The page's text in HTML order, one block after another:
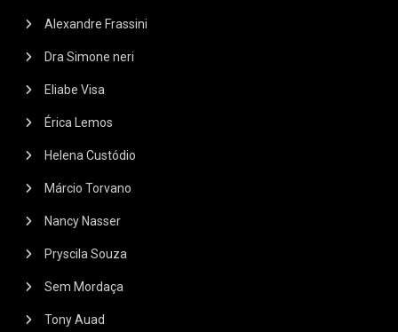
Alexandre Frassini
Dra Simone neri
Eliabe Visa
Érica Lemos
Helena Custódio
Márcio Torvano
Nancy Nasser
Pryscila Souza
Sem Mordaça
Tony Auad